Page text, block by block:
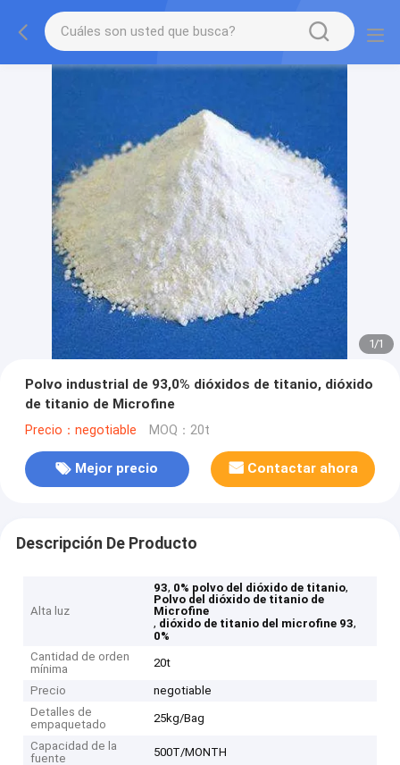
1/1
Polvo industrial de 93,0% dióxidos de titanio, dióxido
de titanio de Microfine
Precio：negotiable MOQ：20t
Mejor precio Contactar ahora
Descripción De Producto
Alta luz
93, 0% polvo del dióxido de titanio,
Polvo del dióxido de titanio de
Microfine
, dióxido de titanio del microfine 93,
0%
Cantidad de orden
mínima
20t
Precio
negotiable
Detalles de
empaquetado
25kg/Bag
Capacidad de la
fuente
500T/MONTH